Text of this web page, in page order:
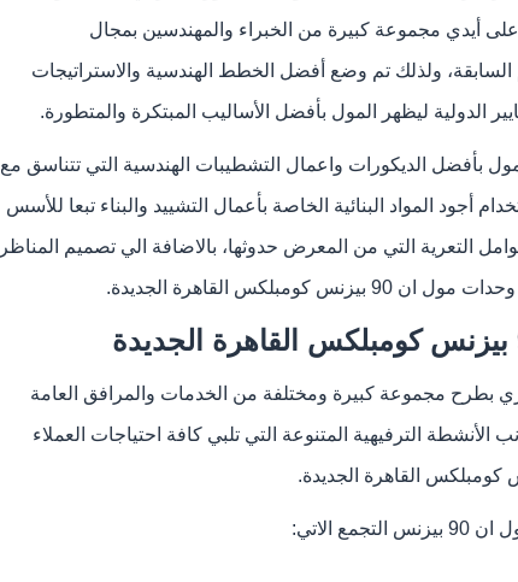
أيدي مجموعة كبيرة من الخبراء والمهندسين بمجال
السابقة، ولذلك تم وضع أفضل الخطط الهندسية والاستراتيجات
الدولية ليظهر المول بأفضل الأساليب المبتكرة والمتطورة.
بأفضل الديكورات واعمال التشطيبات الهندسية التي تتناسق مع
أجود المواد البنائية الخاصة بأعمال التشييد والبناء تبعا للأسس
التعرية التي من المعرض حدوثها، بالاضافة الي تصميم المناظر
القاهرة الجديدة.
بطرح مجموعة كبيرة ومختلفة من الخدمات والمرافق العامة
الأنشطة الترفيهية المتنوعة التي تلبي كافة احتياجات العملاء
الاتي: